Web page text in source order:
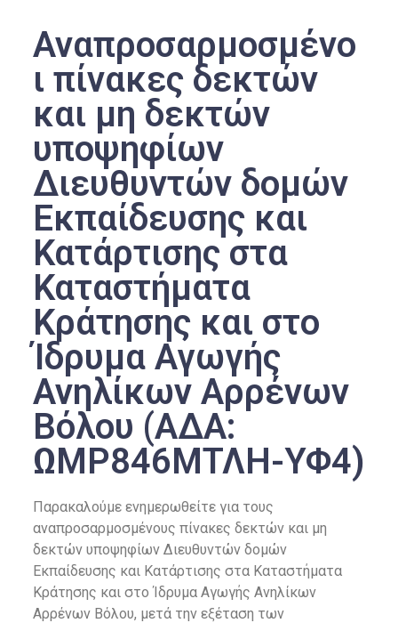
Αναπροσαρμοσμένο
ι πίνακες δεκτών
και μη δεκτών
υποψηφίων
Διευθυντών δομών
Εκπαίδευσης και
Κατάρτισης στα
Καταστήματα
Κράτησης και στο
Ίδρυμα Αγωγής
Ανηλίκων Αρρένων
Βόλου (ΑΔΑ:
ΩΜΡ846ΜΤΛΗ-ΥΦ4)
Παρακαλούμε ενημερωθείτε για τους
αναπροσαρμοσμένους πίνακες δεκτών και μη
δεκτών υποψηφίων Διευθυντών δομών
Εκπαίδευσης και Κατάρτισης στα Καταστήματα
Κράτησης και στο Ίδρυμα Αγωγής Ανηλίκων
Αρρένων Βόλου, μετά την εξέταση των